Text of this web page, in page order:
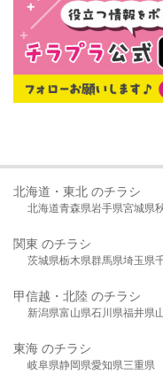
北海道・東北 のチラシ
北海道青森県岩手県宮城県
関東 のチラシ
茨城県栃木県群馬県埼玉県
甲信越・北陸 のチラシ
新潟県富山県石川県福井県
東海 のチラシ
岐阜県静岡県愛知県三重県